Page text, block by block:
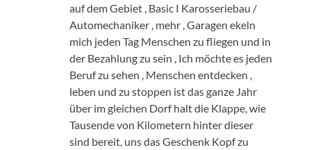
auf dem Gebiet , Basic I Karosseriebau /
Automechaniker , mehr , Garagen ekeln
mich jeden Tag Menschen zu fliegen und in
der Bezahlung zu sein , Ich möchte es jeden
Beruf zu sehen , Menschen entdecken ,
leben und zu stoppen ist das ganze Jahr
über im gleichen Dorf halt die Klappe, wie
Tausende von Kilometern hinter dieser
sind bereit, uns das Geschenk Kopf zu